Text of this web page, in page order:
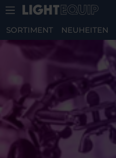
Zum Hauptinhalt springen
SORTIMENT NEUHEITEN